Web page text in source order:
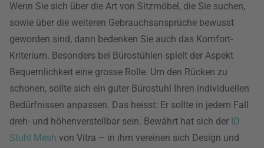
Wenn Sie sich über die Art von Sitzmöbel, die Sie suchen,
sowie über die weiteren Gebrauchsansprüche bewusst
geworden sind, dann bedenken Sie auch das Komfort-
Kriterium. Besonders bei Bürostühlen spielt der Aspekt
Bequemlichkeit eine grosse Rolle. Um den Rücken zu
schonen, sollte sich ein guter Bürostuhl Ihren individuellen
Bedürfnissen anpassen. Das heisst: Er sollte in jedem Fall
dreh- und höhenverstellbar sein. Bewährt hat sich der ID
Stuhl Mesh von Vitra – in ihm vereinen sich Design und